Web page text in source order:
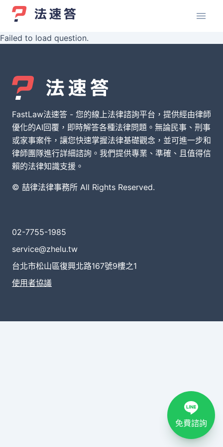
Failed to load question.
FastLaw法速答 - 您的線上法律諮詢平台，提供經由律師
優化的AI回覆，即時解答各種法律問題。無論民事、刑事
或家事案件，讓您快速掌握法律基礎觀念，並可進一步和
律師團隊進行詳細諮詢。我們提供專業、準確、且值得信
賴的法律知識支援。
© 喆律法律事務所 All Rights Reserved.
02-7755-1985
service@zhelu.tw
台北市松山區復興北路167號9樓之1
使用者協議
免費諮詢